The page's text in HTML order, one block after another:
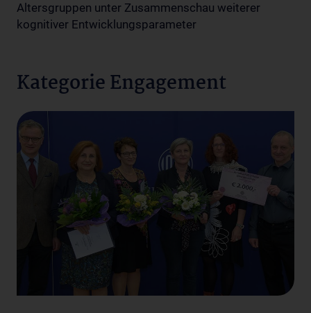
Altersgruppen unter Zusammenschau weiterer
kognitiver Entwicklungsparameter
Kategorie Engagement